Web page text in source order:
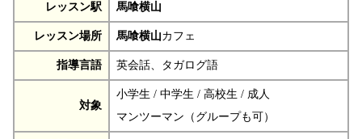
レッスン駅 馬喰横山
レッスン場所 馬喰横山カフェ
指導言語 英会話、タガログ語
対象
小学生 / 中学生 / 高校生 / 成人
マンツーマン（グループも可）